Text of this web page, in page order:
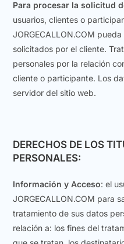
Para procesar la solicitud
usuarios, clientes o
JORGECALLON.COM
solicitados por el cliente.
personales por la relación
cliente o participante. Los
servidor del sitio web.
DERECHOS DE LOS
PERSONALES:
Información y Acceso: el
JORGECALLON.COM para
tratamiento de sus datos
relación a: los fines del